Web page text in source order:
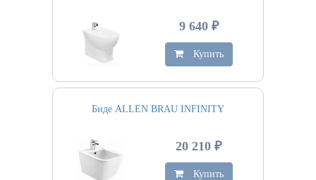
9 640 ₽
Купить
Биде ALLEN BRAU INFINITY
20 210 ₽
Купить